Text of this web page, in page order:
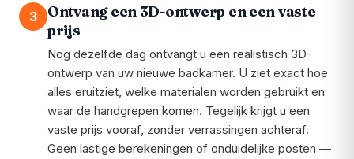
3
Ontvang een 3D-ontwerp en een vaste
prijs
Nog dezelfde dag ontvangt u een realistisch 3D-
ontwerp van uw nieuwe badkamer. U ziet exact hoe
alles eruitziet, welke materialen worden gebruikt en
waar de handgrepen komen. Tegelijk krijgt u een
vaste prijs vooraf, zonder verrassingen achteraf.
Geen lastige berekeningen of onduidelijke posten —